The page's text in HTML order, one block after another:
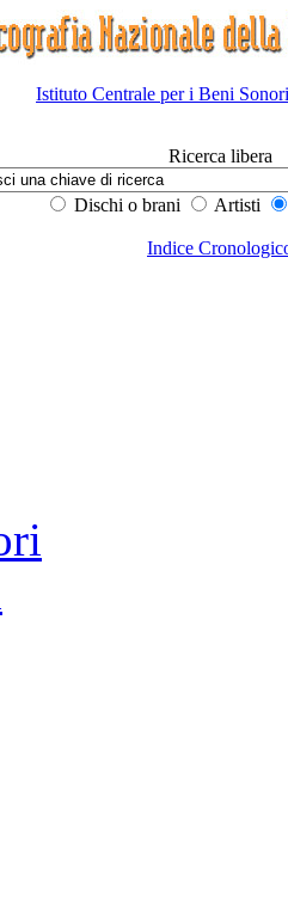
Istituto Centrale per i Beni
Ricerca libera
Dischi o brani Artisti
Indice